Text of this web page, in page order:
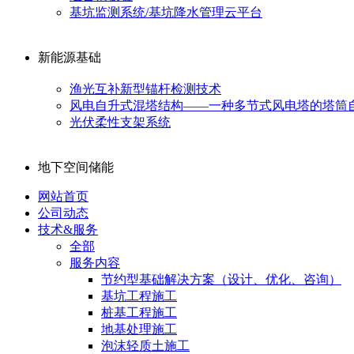
基坑监测系统/基坑降水管理云平台
新能源基础
渔光互补新型锚杆检测技术
风电自升式混塔结构——一种多节式风电塔的塔筒
光伏柔性支架系统
地下空间储能
网站首页
公司动态
技术&服务
全部
服务内容
节约型基础解决方案（设计、优化、咨询）
基坑工程施工
桩基工程施工
地基处理施工
泡沫轻质土施工